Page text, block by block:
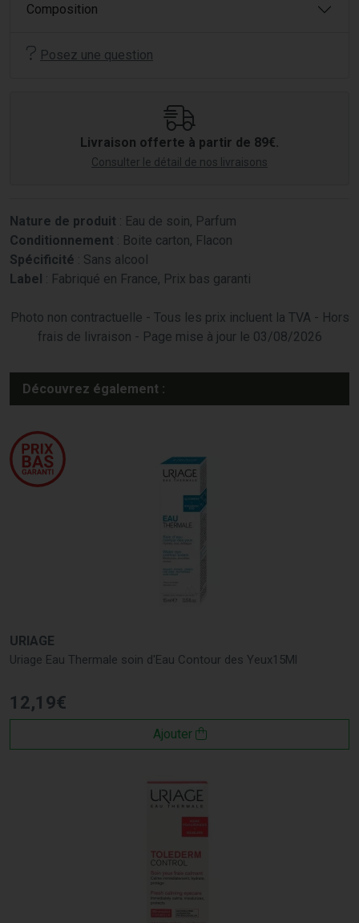
Composition
Posez une question
Livraison offerte à partir de 89€.
Consulter le détail de nos livraisons
Nature de produit : Eau de soin, Parfum
Conditionnement : Boite carton, Flacon
Spécificité : Sans alcool
Label : Fabriqué en France, Prix bas garanti
Photo non contractuelle - Tous les prix incluent la TVA - Hors
frais de livraison - Page mise à jour le 03/08/2026
Découvrez également :
URIAGE
Uriage Eau Thermale soin d'Eau Contour des Yeux15Ml
12,19€
Ajouter